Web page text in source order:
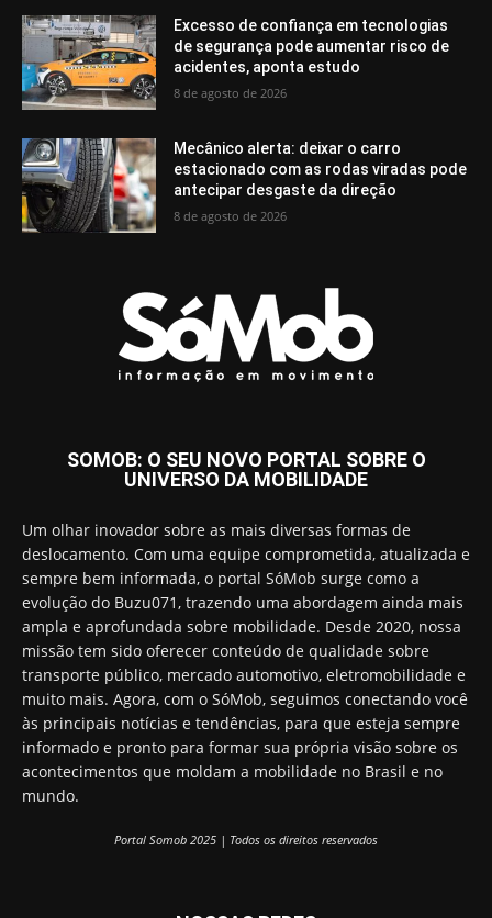
Excesso de confiança em tecnologias
de segurança pode aumentar risco de
acidentes, aponta estudo
8 de agosto de 2026
Mecânico alerta: deixar o carro
estacionado com as rodas viradas pode
antecipar desgaste da direção
8 de agosto de 2026
SOMOB: O SEU NOVO PORTAL SOBRE O
UNIVERSO DA MOBILIDADE
Um olhar inovador sobre as mais diversas formas de
deslocamento. Com uma equipe comprometida, atualizada e
sempre bem informada, o portal SóMob surge como a
evolução do Buzu071, trazendo uma abordagem ainda mais
ampla e aprofundada sobre mobilidade. Desde 2020, nossa
missão tem sido oferecer conteúdo de qualidade sobre
transporte público, mercado automotivo, eletromobilidade e
muito mais. Agora, com o SóMob, seguimos conectando você
às principais notícias e tendências, para que esteja sempre
informado e pronto para formar sua própria visão sobre os
acontecimentos que moldam a mobilidade no Brasil e no
mundo.
Portal Somob 2025 | Todos os direitos reservados